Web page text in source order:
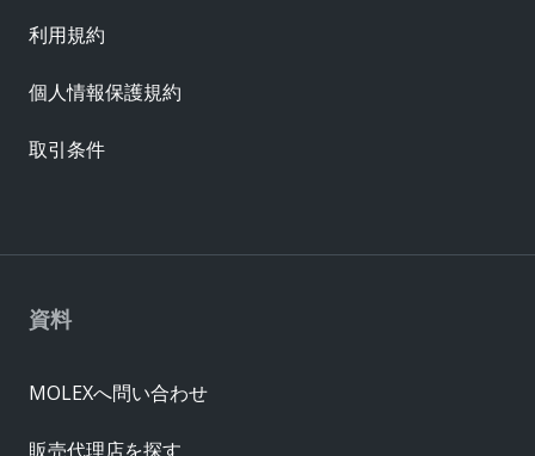
資料
MOLEXへ問い合わせ
販売代理店を探す
利用規約
個人情報保護規約
取引条件